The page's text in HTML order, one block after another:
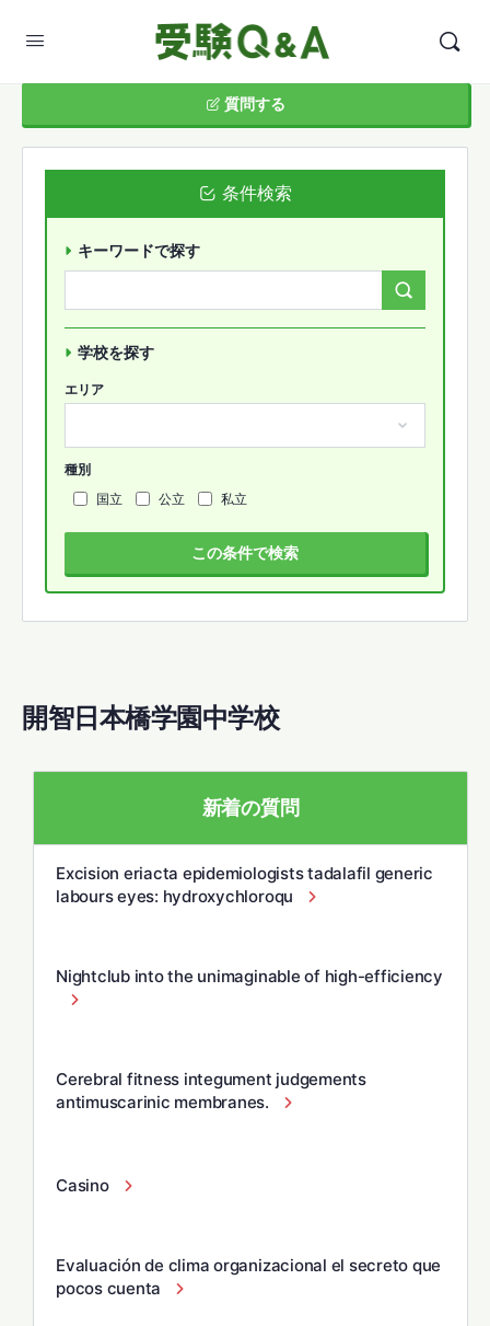
開智日本橋学園中学校
新着の質問
Excision eriacta epidemiologists tadalafil generic
labours eyes: hydroxychloroqu
Nightclub into the unimaginable of high-efficiency
Cerebral fitness integument judgements
antimuscarinic membranes.
Casino
Evaluación de clima organizacional el secreto que
pocos cuenta
質問する
条件検索
キーワードで探す
学校を探す
エリア
種別
国立
公立 私立
この条件で検索